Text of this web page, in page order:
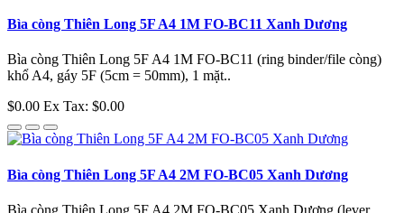
Bìa còng Thiên Long 5F A4 1M FO-BC11 Xanh Dương
Bìa còng Thiên Long 5F A4 1M FO-BC11 (ring binder/file còng)
khổ A4, gáy 5F (5cm = 50mm), 1 mặt..
$0.00 Ex Tax: $0.00
Bìa còng Thiên Long 5F A4 2M FO-BC05 Xanh Dương
Bìa còng Thiên Long 5F A4 2M FO-BC05 Xanh Dương (lever